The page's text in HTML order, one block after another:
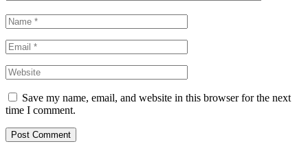
Save my name, email, and website in this browser for the next
time I comment.